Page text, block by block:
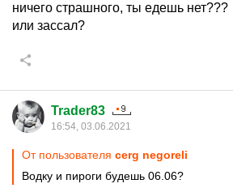
ничего страшного, ты едешь нет???
или зассал?
Trader83
16:54, 03.06.2021
От пользователя cerg negoreli
Водку и пироги будешь 06.06?